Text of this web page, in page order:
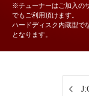
※チューナーはご加入の
でもご利用頂けます。
ハードディスク内蔵型で
となります。